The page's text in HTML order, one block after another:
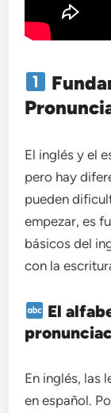
El inglés y el
pero hay
pueden
empezar, es
básicos del
con la
El
En inglés, las
en español.